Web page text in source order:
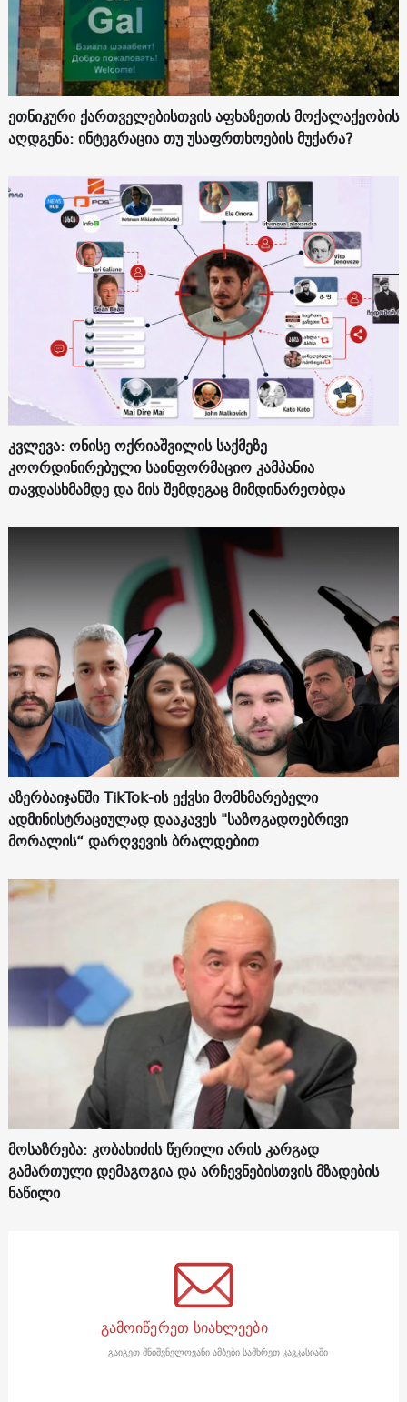
ეთნიკური ქართველებისთვის აფხაზეთის მოქალაქეობის
აღდგენა: ინტეგრაცია თუ უსაფრთხოების მუქარა?
კვლევა: ონისე ოქრიაშვილის საქმეზე
კოორდინირებული საინფორმაციო კამპანია
თავდასხმამდე და მის შემდეგაც მიმდინარეობდა
აზერბაიჯანში TikTok-ის ექვსი მომხმარებელი
ადმინისტრაციულად დააკავეს "საზოგადოებრივი
მორალის“ დარღვევის ბრალდებით
მოსაზრება: კობახიძის წერილი არის კარგად
გამართული დემაგოგია და არჩევნებისთვის მზადების
ნაწილი
გამოიწერეთ სიახლეები
გაიგეთ მნიშვნელოვანი ამბები სამხრეთ კავკასიაში